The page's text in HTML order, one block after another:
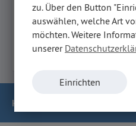
Welches Auto suchst du?
12
Haben Sie Fragen
zu. Über den Button
auswählen, welche Art
möchten. Weitere
unserer
Einrichten